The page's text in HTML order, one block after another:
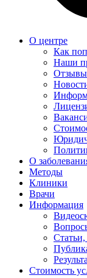
О центре
Как
Наши
Отзывы
О
Методы
Клиники
Врачи
Информация
Стоимость